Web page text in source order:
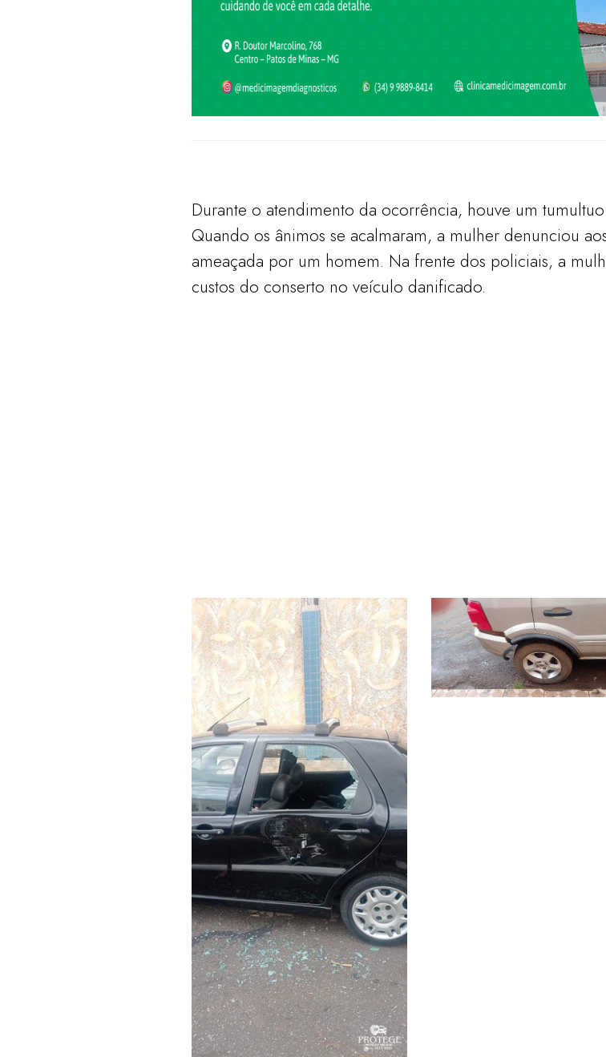
Durante o atendimento da ocorrência, houve um
Quando os ânimos se acalmaram, a mulher denunciou
ameaçada por um homem. Na frente dos policiais, a
custos do conserto no veículo danificado.